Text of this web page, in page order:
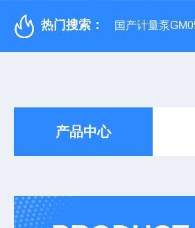
热门搜索： 国产计量泵
产品中心